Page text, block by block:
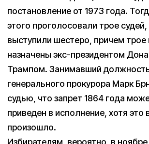
постановление от 1973 года.
этого проголосовали трое
выступили шестеро, причем трое
назначены экс-президентом
Трампом. Занимавший
генерального прокурора Марк
судью, что запрет 1864 года
приведен в исполнение, хотя это
произошло.